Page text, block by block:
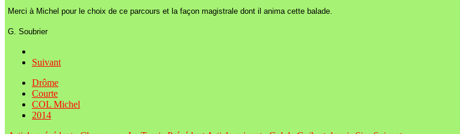
Merci à Michel pour le choix de ce parcours et la façon magistrale dont il anima cette balade.
G. Soubrier
Suivant
Drôme
Courte
COL Michel
2014